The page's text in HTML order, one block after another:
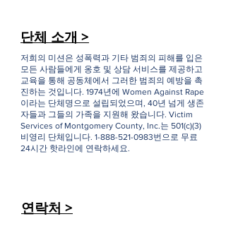
단체 소개 >
저희의 미션은 성폭력과 기타 범죄의 피해를 입은
모든 사람들에게 옹호 및 상담 서비스를 제공하고
교육을 통해 공동체에서 그러한 범죄의 예방을 촉
진하는 것입니다. 1974년에 Women Against Rape
이라는 단체명으로 설립되었으며, 40년 넘게 생존
자들과 그들의 가족을 지원해 왔습니다. Victim
Services of Montgomery County, Inc.는 501(c)(3)
비영리 단체입니다. 1-888-521-0983번으로 무료
24시간 핫라인에 연락하세요.
연락처 >